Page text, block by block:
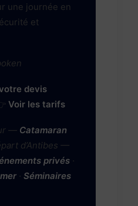
une journée en
et
devis
Voir les tarifs
— Catamaran
d’Antibes —
privés ·
· Séminaires